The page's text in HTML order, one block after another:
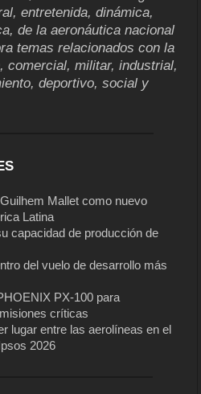
entretenida, dinámica,
de la aeronáutica nacional
temas relacionados con la
comercial, militar, industrial,
deportivo, social y
Mallet como nuevo
Latina
capacidad de producción de
del vuelo de desarrollo más
PX-100 para
críticas
lugar entre las aerolíneas en el
2026